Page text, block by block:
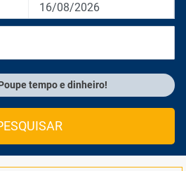
16/08/2026
tempo e dinheiro!